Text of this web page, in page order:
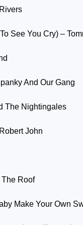
See You Cry) –
And Our Gang
The Nightingales
John
The Roof
Make Your Own